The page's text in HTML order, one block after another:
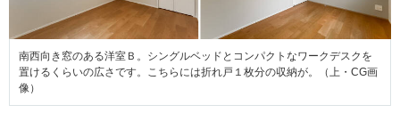
南西向き窓のある洋室Ｂ。シングルベッドとコンパクトなワークデスクを
置けるくらいの広さです。こちらには折れ戸１枚分の収納が。（上・CG画
像）